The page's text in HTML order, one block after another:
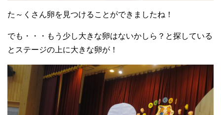
た～くさん卵を見つけることができましたね！
でも・・・もう少し大きな卵はないかしら？と探している
とステージの上に大きな卵が！